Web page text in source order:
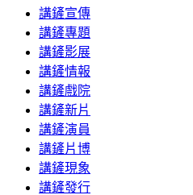
講鏟宣傳
講鏟專題
講鏟影展
講鏟情報
講鏟戲院
講鏟新片
講鏟演員
講鏟片博
講鏟現象
講鏟發行